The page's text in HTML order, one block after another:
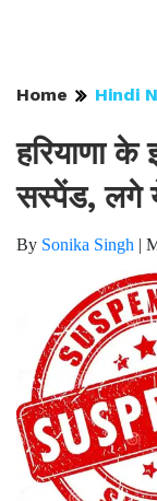
Home Hindi
हरियाणा के
सस्पेंड, लगे
By Sonika Singh |